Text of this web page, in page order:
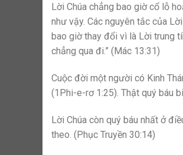
Lời Chúa chẳng bao giờ cổ lỗ
như vậy. Các nguyên tắc của
bao giờ thay đổi vì là Lời trung
chẳng qua đi.” (Mác 13:31)
Cuộc đời một người có Kinh
(1Phi-e-rơ 1:25). Thật quý báu
Lời Chúa còn quý báu nhất ở
theo. (Phục Truyền 30:14)